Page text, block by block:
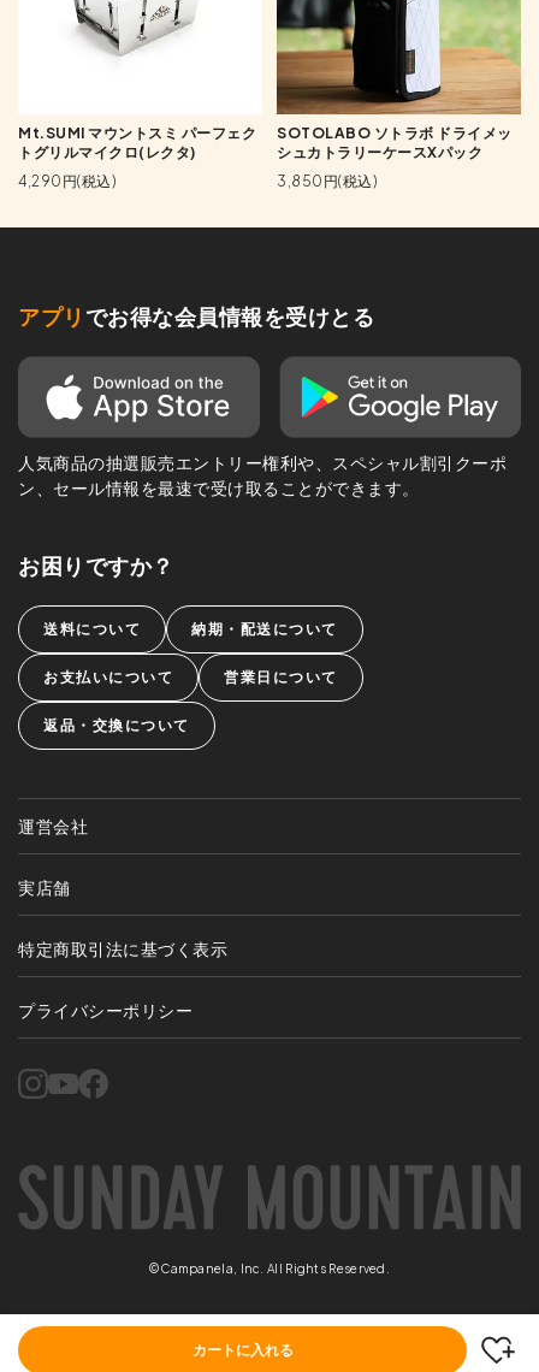
Mt.SUMI マウントスミ パーフェク
トグリルマイクロ(レクタ)
4,290円(税込)
SOTOLABO ソトラボ ドライメッ
シュカトラリーケースXパック
3,850円(税込)
アプリ でお得な会員情報を受けとる
人気商品の抽選販売エントリー権利や、スペシャル割引クーポ
ン、セール情報を最速で受け取ることができます。
お困りですか？
送料について 納期・配送について
お支払いについて 営業日について
返品・交換について
運営会社
実店舗
特定商取引法に基づく表示
プライバシーポリシー
©Campanela, Inc. All Rights Reserved.
カートに入れる